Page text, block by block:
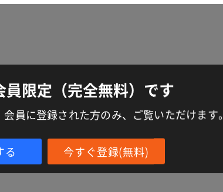
員限定（完全無料）です
員に登録された方のみ、ご覧いただけます。
る 今すぐ登録(無料)